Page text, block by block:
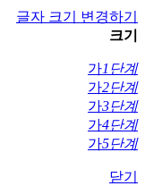
글자 크기 변경하기
크기
가1단계
가2단계
가3단계
가4단계
가5단계
닫기